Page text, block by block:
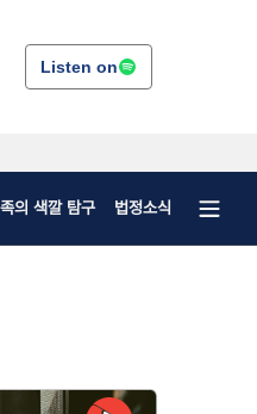
Listen on
의 색깔 탐구 법정소식